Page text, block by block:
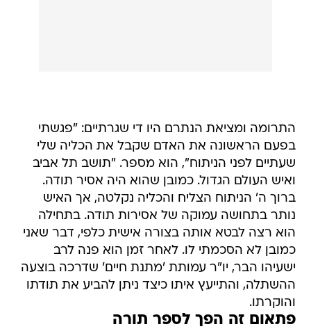
התרומה ומציאת הנתרם היו די שגרתיים: "פגשתי
בפעם הראשונה את האדם שקבל את הכליה שלי
שעתיים לפני הניתוח", הוא מספר. "תושב תל אביב
ואיש העולם הגדול. כמובן שהוא היה אסיר תודה.
ברוך ה' הניתוח הצליח והכליה נקלטה, אך האיש
נותר בתחושה עמוקה של אסירות תודה. בתחילה
הוא רצה לבטא אותה בצורה אישית כלפי, דבר שאני
כמובן לא הסכמתי לו. לאחר זמן הוא פנה לרב
ישעיהו הבר, יו"ר עמותת 'מתנת חיים' שדרכה בוצעה
ההשתלה, והתייעץ איתו כיצד ניתן להביע את תודתו
והוקרתו.
פתאום זה הפך לספר תורה